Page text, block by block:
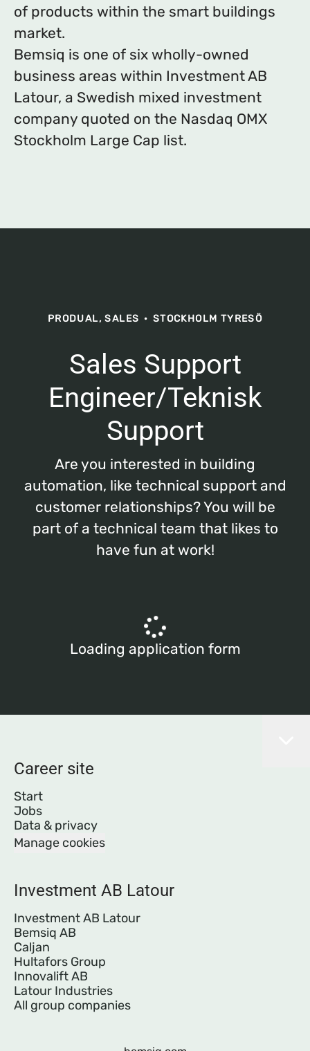
of products within the smart buildings
market.
Bemsiq is one of six wholly-owned
business areas within Investment AB
Latour, a Swedish mixed investment
company quoted on the Nasdaq OMX
Stockholm Large Cap list.
PRODUAL, SALES · STOCKHOLM TYRESÖ
Sales Support
Engineer/Teknisk
Support
Are you interested in building
automation, like technical support and
customer relationships? You will be
part of a technical team that likes to
have fun at work!
Loading application form
Career site
Start
Jobs
Data & privacy
Manage cookies
Investment AB Latour
Investment AB Latour
Bemsiq AB
Caljan
Hultafors Group
Innovalift AB
Latour Industries
All group companies